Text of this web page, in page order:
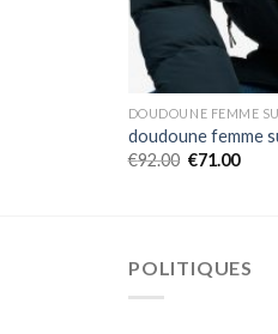
DOUDOUNE FEMME
doudoune femme
€92.00 €71.00
POLITIQUES